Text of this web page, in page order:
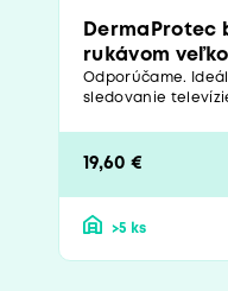
DermaProtec
rukávom
Odporúčame.
sledovanie
19,60 €
>5 ks